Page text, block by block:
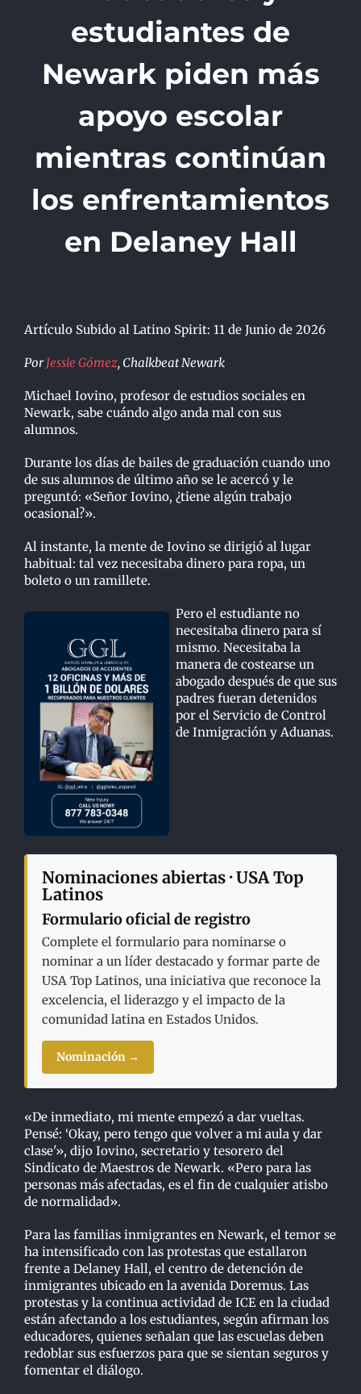
estudiantes de
Newark piden más
apoyo escolar
mientras continúan
los enfrentamientos
en Delaney Hall
Artículo Subido al Latino Spirit: 11 de Junio de 2026
Por Jessie Gómez, Chalkbeat Newark
Michael Iovino, profesor de estudios sociales en
Newark, sabe cuándo algo anda mal con sus
alumnos.
Durante los días de bailes de graduación cuando uno
de sus alumnos de último año se le acercó y le
preguntó: «Señor Iovino, ¿tiene algún trabajo
ocasional?».
Al instante, la mente de Iovino se dirigió al lugar
habitual: tal vez necesitaba dinero para ropa, un
boleto o un ramillete.
Pero el estudiante no
necesitaba dinero para sí
mismo. Necesitaba la
manera de costearse un
abogado después de que sus
padres fueran detenidos
por el Servicio de Control
de Inmigración y Aduanas.
Nominaciones abiertas · USA Top
Latinos
Formulario oficial de registro
Complete el formulario para nominarse o
nominar a un líder destacado y formar parte de
USA Top Latinos, una iniciativa que reconoce la
excelencia, el liderazgo y el impacto de la
comunidad latina en Estados Unidos.
Nominación →
«De inmediato, mi mente empezó a dar vueltas.
Pensé: ‘Okay, pero tengo que volver a mi aula y dar
clase'», dijo Iovino, secretario y tesorero del
Sindicato de Maestros de Newark. «Pero para las
personas más afectadas, es el fin de cualquier atisbo
de normalidad».
Para las familias inmigrantes en Newark, el temor se
ha intensificado con las protestas que estallaron
frente a Delaney Hall, el centro de detención de
inmigrantes ubicado en la avenida Doremus. Las
protestas y la continua actividad de ICE en la ciudad
están afectando a los estudiantes, según afirman los
educadores, quienes señalan que las escuelas deben
redoblar sus esfuerzos para que se sientan seguros y
fomentar el diálogo.